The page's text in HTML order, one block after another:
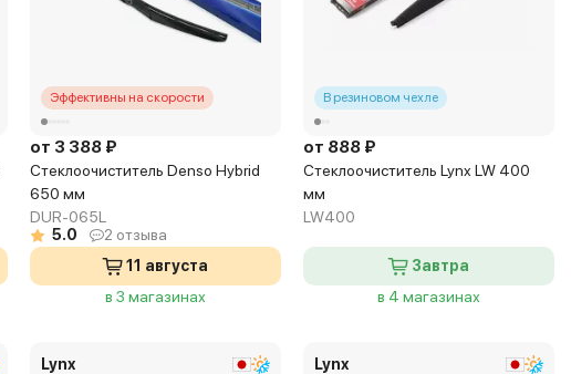
Эффективны на скорости
от 3 388 ₽
Стеклоочиститель Denso Hybrid
650 мм
DUR-065L
5.0
2 отзыва
11 августа
в 3 магазинах
В резиновом чехле
от 888 ₽
Стеклоочиститель Lynx LW 400
мм
LW400
Завтра
в 4 магазинах
Lynx Lynx